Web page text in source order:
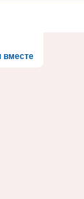
вместе